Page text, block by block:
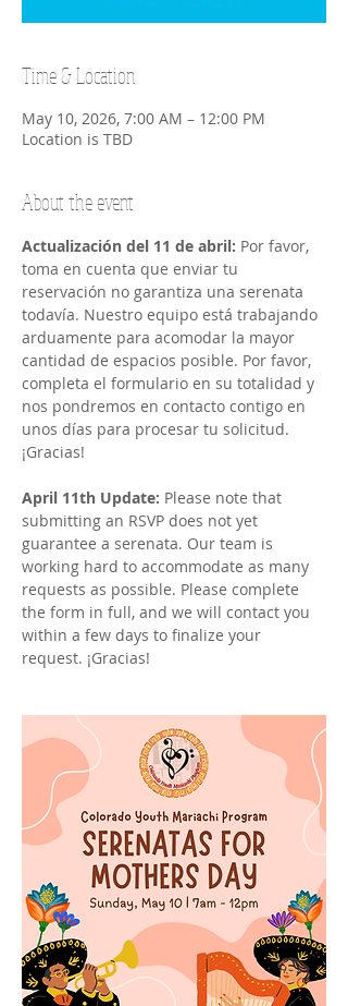
Time & Location
May 10, 2026, 7:00 AM – 12:00 PM
Location is TBD
About the event
Actualización del 11 de abril: Por favor,
toma en cuenta que enviar tu
reservación no garantiza una serenata
todavía. Nuestro equipo está trabajando
arduamente para acomodar la mayor
cantidad de espacios posible. Por favor,
completa el formulario en su totalidad y
nos pondremos en contacto contigo en
unos días para procesar tu solicitud.
¡Gracias!
April 11th Update: Please note that
submitting an RSVP does not yet
guarantee a serenata. Our team is
working hard to accommodate as many
requests as possible. Please complete
the form in full, and we will contact you
within a few days to finalize your
request. ¡Gracias!